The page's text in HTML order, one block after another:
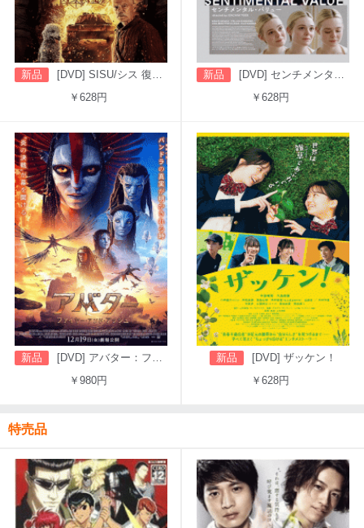
新品
[DVD] SISU/シス 復讐の血闘（字幕版）
￥628円
新品
[DVD] センチメンタル・バリュー
￥628円
新品
[DVD] アバター：ファイヤー・アンド・アッシュ
￥980円
新品
[DVD] ザッケン！
￥628円
特売品